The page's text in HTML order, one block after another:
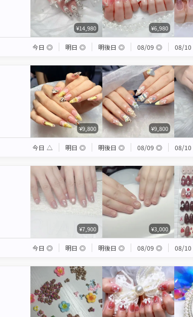
¥14,980 ¥6,980
今日 ◎ 明日 ◎ 明後日 ◎ 08/09 ◎ 08/10
¥9,800 ¥9,800
今日 △ 明日 ◎ 明後日 ◎ 08/09 ◎ 08/10
¥7,900 ¥3,000
今日 ◎ 明日 ◎ 明後日 ◎ 08/09 ◎ 08/10